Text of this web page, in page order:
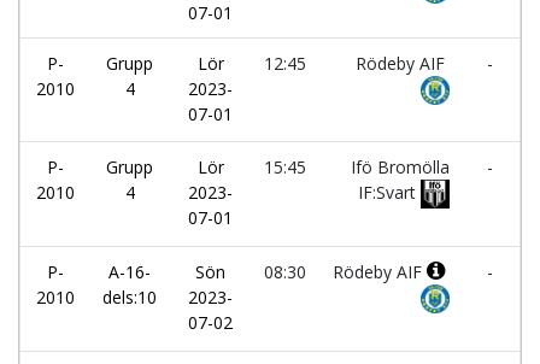
07-01
P-
2010
Grupp
4
Lör
2023-
07-01
12:45 Rödeby AIF
-
P-
2010
Grupp
4
Lör
2023-
07-01
15:45
Ifö Bromölla
IF:Svart
-
P-
2010
A-16-
dels:10
Sön
2023-
07-02
08:30 Rödeby AIF
-